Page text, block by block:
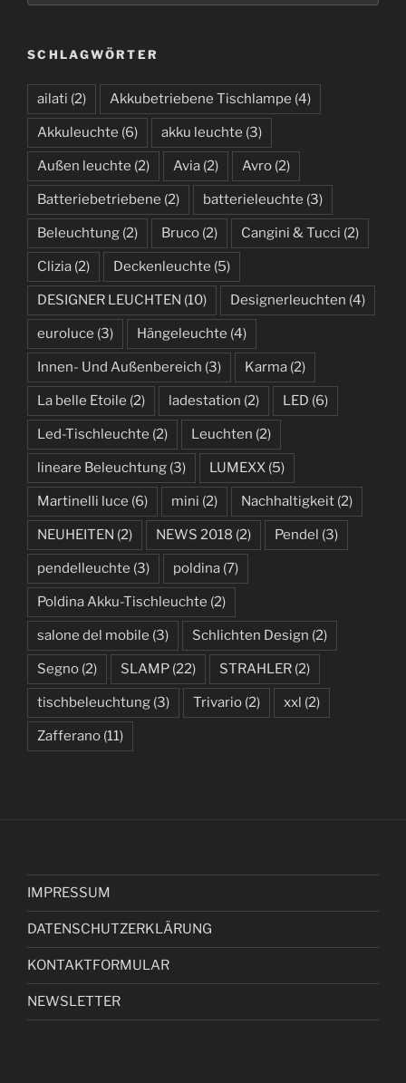
i
v
SCHLAGWÖRTER
ailati (2) Akkubetriebene Tischlampe (4)
Akkuleuchte (6) akku leuchte (3)
Außen leuchte (2) Avia (2) Avro (2)
Batteriebetriebene (2) batterieleuchte (3)
Beleuchtung (2) Bruco (2) Cangini & Tucci (2)
Clizia (2) Deckenleuchte (5)
DESIGNER LEUCHTEN (10) Designerleuchten (4)
euroluce (3) Hängeleuchte (4)
Innen- Und Außenbereich (3) Karma (2)
La belle Etoile (2) ladestation (2) LED (6)
Led-Tischleuchte (2) Leuchten (2)
lineare Beleuchtung (3) LUMEXX (5)
Martinelli luce (6) mini (2) Nachhaltigkeit (2)
NEUHEITEN (2) NEWS 2018 (2) Pendel (3)
pendelleuchte (3) poldina (7)
Poldina Akku-Tischleuchte (2)
salone del mobile (3) Schlichten Design (2)
Segno (2) SLAMP (22) STRAHLER (2)
tischbeleuchtung (3) Trivario (2) xxl (2)
Zafferano (11)
IMPRESSUM
DATENSCHUTZERKLÄRUNG
KONTAKTFORMULAR
NEWSLETTER